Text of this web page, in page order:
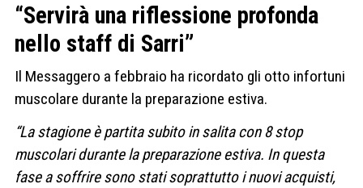
“Servirà una riflessione profonda
nello staff di Sarri”
Il Messaggero a febbraio ha ricordato gli otto infortuni
muscolare durante la preparazione estiva.
“La stagione è partita subito in salita con 8 stop
muscolari durante la preparazione estiva. In questa
fase a soffrire sono stati soprattutto i nuovi acquisti,